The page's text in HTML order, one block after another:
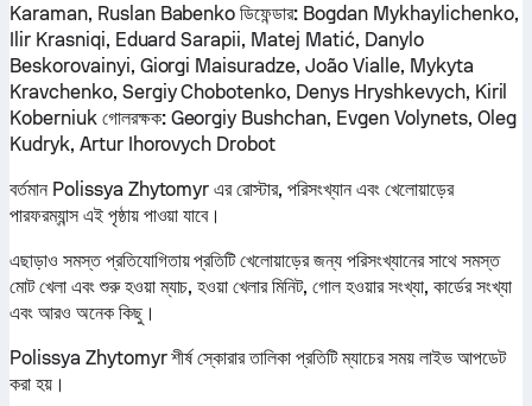
Karaman, Ruslan Babenkoডিফেন্ডার: Bogdan Mykhaylichenko,
Ilir Krasniqi, Eduard Sarapii, Matej Matić, Danylo
Beskorovainyi, Giorgi Maisuradze, João Vialle, Mykyta
Kravchenko, Sergiy Chobotenko, Denys Hryshkevych, Kiril
Koberniuk গোলরক্ষক:Georgiy Bushchan, Evgen Volynets, Oleg
Kudryk, Artur Ihorovych Drobot
বর্তমান Polissya Zhytomyr এর রোস্টার, পরিসংখ্যান এবং খেলোয়াড়ের
পারফরম্যান্স এই পৃষ্ঠায় পাওয়া যাবে।
এছাড়াও সমস্ত প্রতিযোগিতায় প্রতিটি খেলোয়াড়ের জন্য পরিসংখ্যানের সাথে সমস্ত
মোট খেলা এবং শুরু হওয়া ম্যাচ, হওয়া খেলার মিনিট, গোল হওয়ার সংখ্যা, কার্ডের সংখ্যা
এবং আরও অনেক কিছু।
Polissya Zhytomyr শীর্ষ স্কোরার তালিকা প্রতিটি ম্যাচের সময় লাইভ আপডেট
করা হয়।